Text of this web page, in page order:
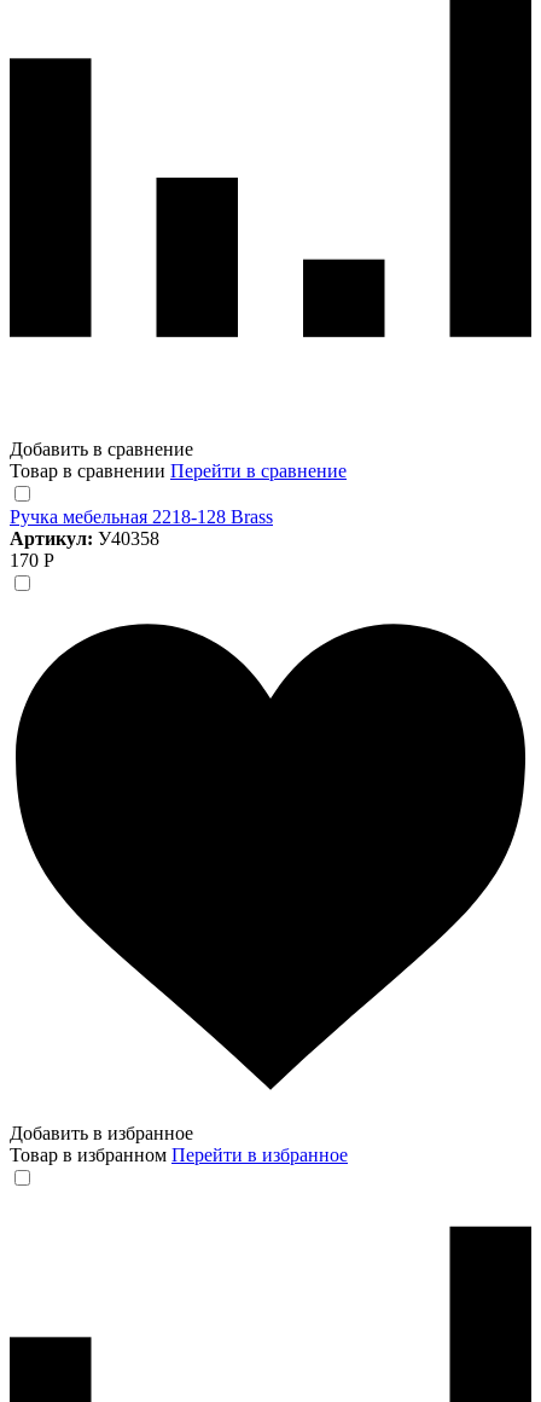
Добавить в сравнение
Товар в сравнении Перейти в сравнение
Ручка мебельная 2218-128 Brass
Артикул: У40358
170 Р
Добавить в избранное
Товар в избранном Перейти в избранное